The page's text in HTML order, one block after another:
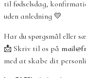
til fødselsdag,
uden anledning 💛
Har du spørgsmål eller
📩 Skriv til os på
med at skabe dit